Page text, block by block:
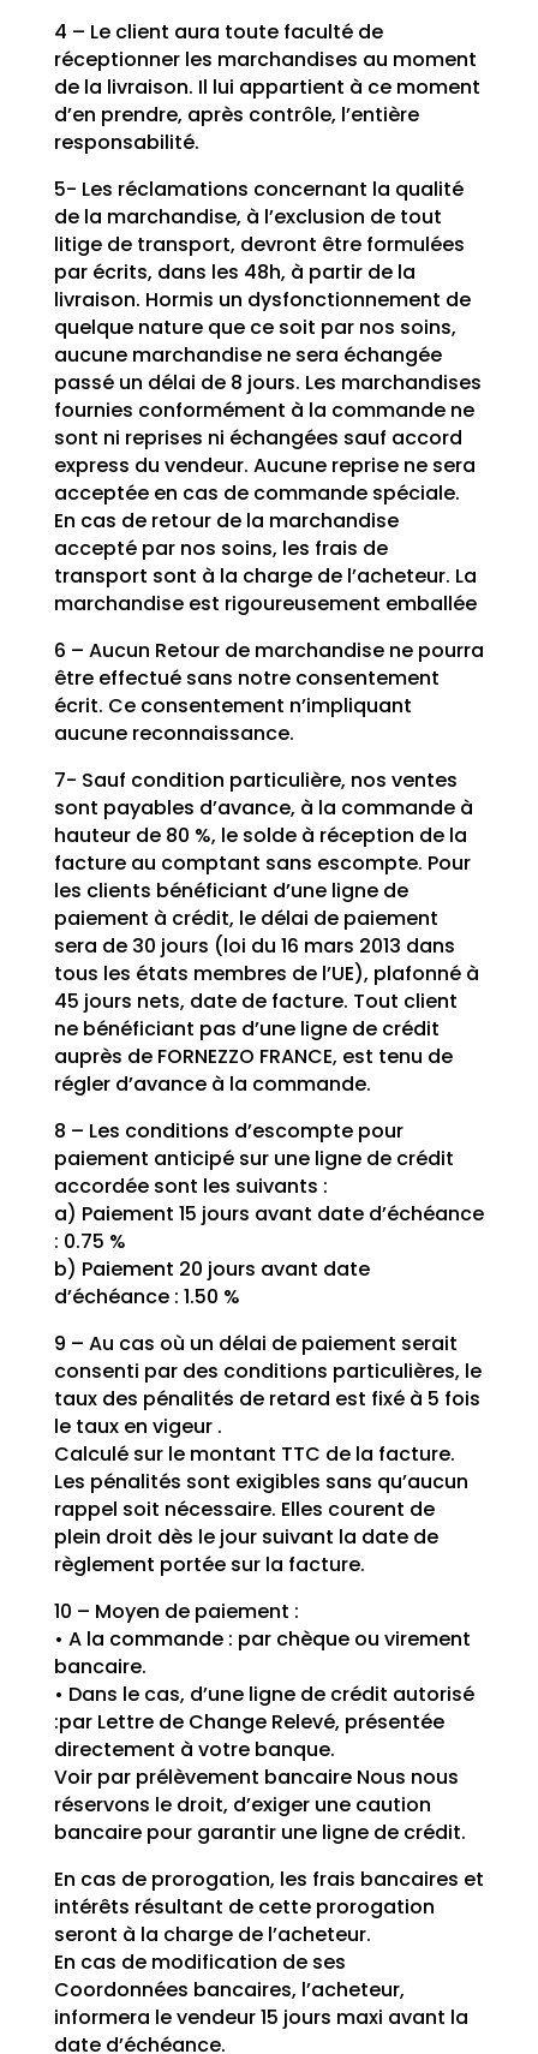
4 – Le client aura toute faculté de
réceptionner les marchandises au moment
de la livraison. Il lui appartient à ce moment
d’en prendre, après contrôle, l’entière
responsabilité.
5- Les réclamations concernant la qualité
de la marchandise, à l’exclusion de tout
litige de transport, devront être formulées
par écrits, dans les 48h, à partir de la
livraison. Hormis un dysfonctionnement de
quelque nature que ce soit par nos soins,
aucune marchandise ne sera échangée
passé un délai de 8 jours. Les marchandises
fournies conformément à la commande ne
sont ni reprises ni échangées sauf accord
express du vendeur. Aucune reprise ne sera
acceptée en cas de commande spéciale.
En cas de retour de la marchandise
accepté par nos soins, les frais de
transport sont à la charge de l’acheteur. La
marchandise est rigoureusement emballée
6 – Aucun Retour de marchandise ne pourra
être effectué sans notre consentement
écrit. Ce consentement n’impliquant
aucune reconnaissance.
7- Sauf condition particulière, nos ventes
sont payables d’avance, à la commande à
hauteur de 80 %, le solde à réception de la
facture au comptant sans escompte. Pour
les clients bénéficiant d’une ligne de
paiement à crédit, le délai de paiement
sera de 30 jours (loi du 16 mars 2013 dans
tous les états membres de l’UE), plafonné à
45 jours nets, date de facture. Tout client
ne bénéficiant pas d’une ligne de crédit
auprès de FORNEZZO FRANCE, est tenu de
régler d’avance à la commande.
8 – Les conditions d’escompte pour
paiement anticipé sur une ligne de crédit
accordée sont les suivants :
a) Paiement 15 jours avant date d’échéance
: 0.75 %
b) Paiement 20 jours avant date
d’échéance : 1.50 %
9 – Au cas où un délai de paiement serait
consenti par des conditions particulières, le
taux des pénalités de retard est fixé à 5 fois
le taux en vigeur .
Calculé sur le montant TTC de la facture.
Les pénalités sont exigibles sans qu’aucun
rappel soit nécessaire. Elles courent de
plein droit dès le jour suivant la date de
règlement portée sur la facture.
10 – Moyen de paiement :
• A la commande : par chèque ou virement
bancaire.
• Dans le cas, d’une ligne de crédit autorisé
:par Lettre de Change Relevé, présentée
directement à votre banque.
Voir par prélèvement bancaire Nous nous
réservons le droit, d’exiger une caution
bancaire pour garantir une ligne de crédit.
En cas de prorogation, les frais bancaires et
intérêts résultant de cette prorogation
seront à la charge de l’acheteur.
En cas de modification de ses
Coordonnées bancaires, l’acheteur,
informera le vendeur 15 jours maxi avant la
date d’échéance.